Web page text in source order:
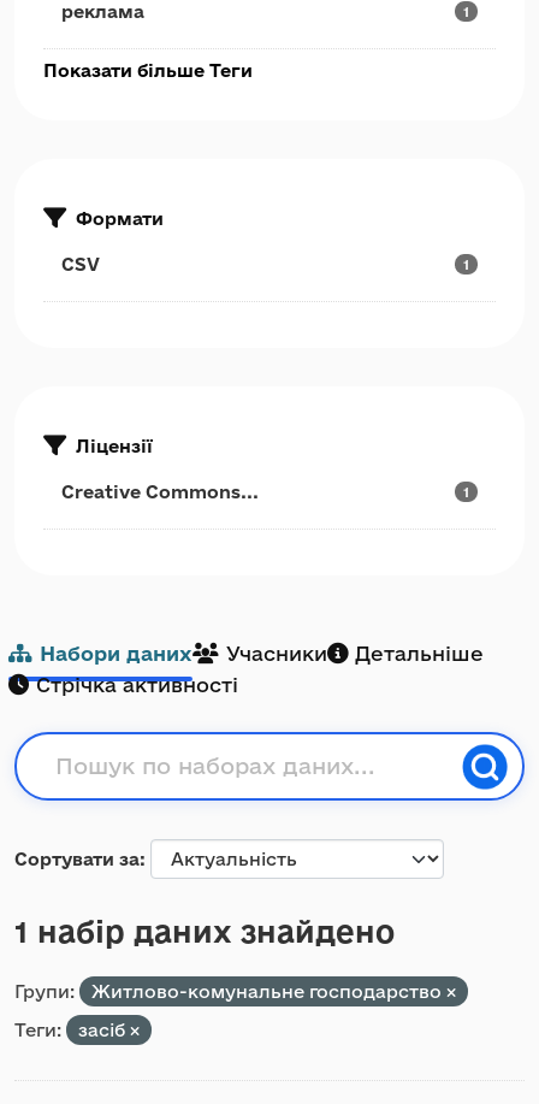
реклама 1
Показати більше Теги
Формати
CSV 1
Ліцензії
Creative Commons... 1
Набори даних Учасники
Детальніше
Стрічка активності
Сортувати за
1 набір даних знайдено
Групи:
Житлово-комунальне господарство
Теги:
засіб